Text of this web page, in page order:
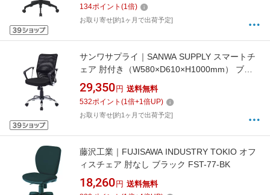
134ポイント (1倍)
お取り寄せ[約1ヶ月で出荷予定]
サンワサプライ｜SANWA SUPPLY スマートチ
ェア 肘付き（W580×D610×H1000mm） ブラ
ック SNC-NET16ABK-BLE [アームレストあり]
29,350 円 送料無料
532ポイント (1倍+1倍UP)
お取り寄せ[約1ヶ月で出荷予定]
藤沢工業｜FUJISAWA INDUSTRY TOKIO オフ
ィスチェア 肘なし ブラック FST-77-BK
18,260 円 送料無料